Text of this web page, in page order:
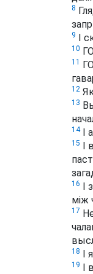
8
9 І
10
11
12
13
14І
15 І
16 І
між
17
18 І
19 І